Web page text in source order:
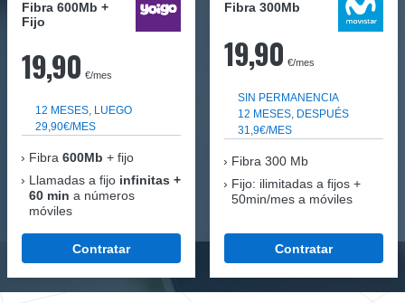
Fibra 600Mb +
Fijo
19,90 €/mes
12 MESES, LUEGO
29,90€/MES
Fibra 600Mb + fijo
Llamadas a fijo infinitas +
60 min a números
móviles
Contratar
Fibra 300Mb
19,90 €/mes
SIN PERMANENCIA
12 MESES, DESPUÉS
31,9€/MES
Fibra 300 Mb
Fijo: ilimitadas a fijos +
50min/mes a móviles
Contratar